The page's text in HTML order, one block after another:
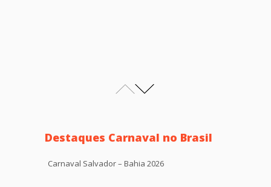
Destaques Carnaval no Brasil
Carnaval Salvador – Bahia 2026